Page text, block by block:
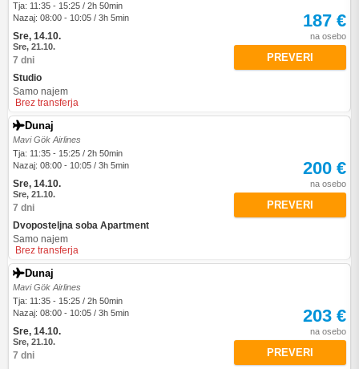
Tja: 11:35 - 15:25 / 2h 50min
Nazaj: 08:00 - 10:05 / 3h 5min
Sre, 14.10.
Sre, 21.10.
7 dni
Studio
Samo najem
Brez transferja
187 €
na osebo
PREVERI
Dunaj
Mavi Gök Airlines
Tja: 11:35 - 15:25 / 2h 50min
Nazaj: 08:00 - 10:05 / 3h 5min
Sre, 14.10.
Sre, 21.10.
7 dni
Dvoposteljna soba Apartment
Samo najem
Brez transferja
200 €
na osebo
PREVERI
Dunaj
Mavi Gök Airlines
Tja: 11:35 - 15:25 / 2h 50min
Nazaj: 08:00 - 10:05 / 3h 5min
Sre, 14.10.
Sre, 21.10.
7 dni
203 €
na osebo
PREVERI